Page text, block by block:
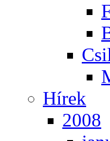
Hí­rek
2008